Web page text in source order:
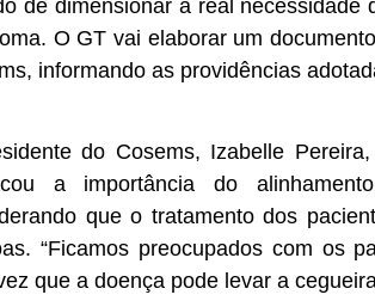
de dimensionar a real
O GT vai elaborar um
informando as providências
do Cosems, Izabelle
a importância do
que o tratamento dos
“Ficamos preocupados com os
que a doença pode levar a